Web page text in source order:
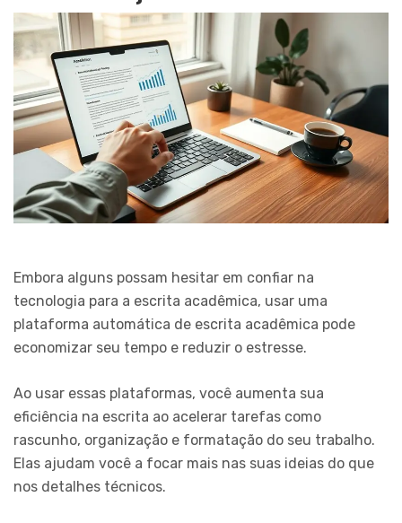
Embora alguns possam hesitar em confiar na
tecnologia para a escrita acadêmica, usar uma
plataforma automática de escrita acadêmica pode
economizar seu tempo e reduzir o estresse.
Ao usar essas plataformas, você aumenta sua
eficiência na escrita ao acelerar tarefas como
rascunho, organização e formatação do seu trabalho.
Elas ajudam você a focar mais nas suas ideias do que
nos detalhes técnicos.